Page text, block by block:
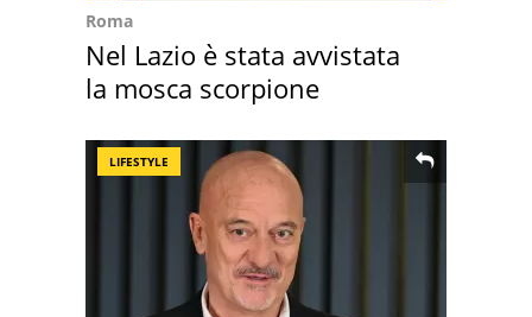
Roma
Nel Lazio è stata avvistata
la mosca scorpione
LIFESTYLE